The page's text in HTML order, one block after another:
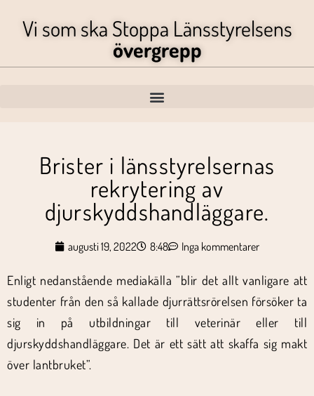
Vi som ska Stoppa Länsstyrelsens
övergrepp
Brister i länsstyrelsernas
rekrytering av
djurskyddshandläggare.
augusti 19, 2022 8:48 Inga kommentarer
Enligt nedanstående mediakälla ”blir det allt vanligare att
studenter från den så kallade djurrättsrörelsen försöker ta
sig in på utbildningar till veterinär eller till
djurskyddshandläggare. Det är ett sätt att skaffa sig makt
över lantbruket”.